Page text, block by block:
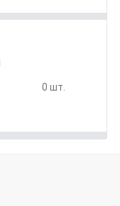
0 шт.